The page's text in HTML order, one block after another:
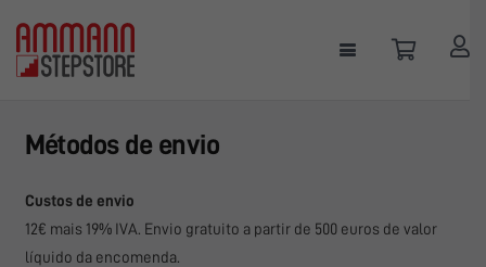
Métodos de envio
Custos de envio
12€ mais 19% IVA. Envio gratuito a partir de 500 euros de valor
líquido da encomenda.